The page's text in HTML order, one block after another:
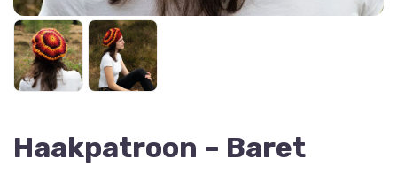
Haakpatroon – Baret